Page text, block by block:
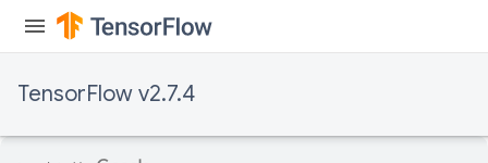
TensorFlow v2.7.4